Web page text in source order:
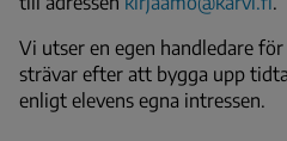
Vi utser en egen handledare
strävar efter att bygga upp
enligt elevens egna intressen.